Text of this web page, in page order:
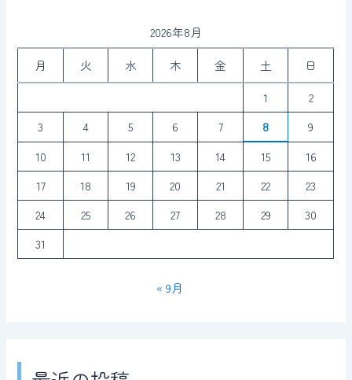
2026年8月
月
火 水 木 金 土
日
1
2
3
4 5 6 7 8
9
10
11 12 13 14 15
16
17
18 19 20 21 22
23
24
25 26 27 28 29
30
31
« 9月